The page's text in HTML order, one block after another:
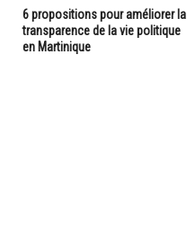
6 propositions pour améliorer la
transparence de la vie politique
en Martinique